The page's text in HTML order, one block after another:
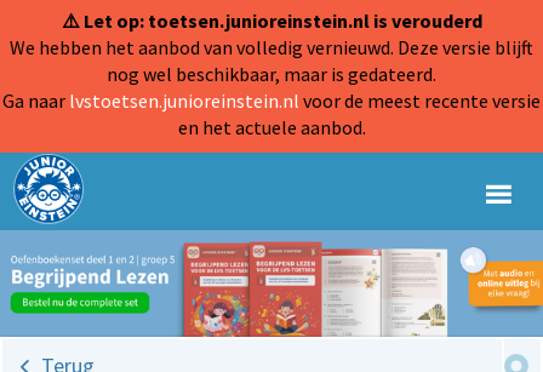
⚠️ Let op: toetsen.junioreinstein.nl is verouderd
We hebben het aanbod van volledig vernieuwd. Deze versie blijft
nog wel beschikbaar, maar is gedateerd.
Ga naar lvstoetsen.junioreinstein.nl voor de meest recente versie
en het actuele aanbod.
Terug